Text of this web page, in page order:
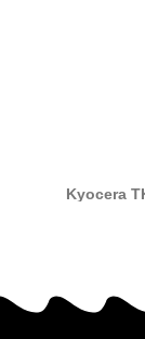
Kyocera